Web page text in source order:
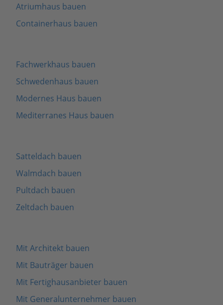
Atriumhaus bauen
Containerhaus bauen
Fachwerkhaus bauen
Schwedenhaus bauen
Modernes Haus bauen
Mediterranes Haus bauen
Satteldach bauen
Walmdach bauen
Pultdach bauen
Zeltdach bauen
Mit Architekt bauen
Mit Bauträger bauen
Mit Fertighausanbieter bauen
Mit Generalunternehmer bauen